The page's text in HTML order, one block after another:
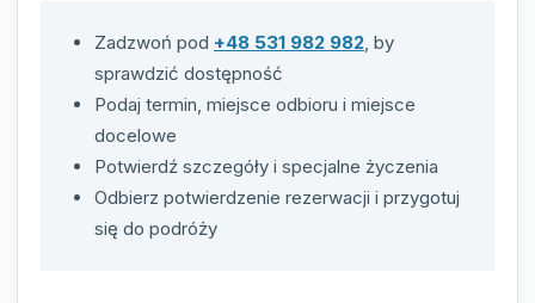
Zadzwoń pod +48 531 982 982 , by
sprawdzić dostępność
Podaj termin, miejsce odbioru i miejsce
docelowe
Potwierdź szczegóły i specjalne życzenia
Odbierz potwierdzenie rezerwacji i przygotuj
się do podróży